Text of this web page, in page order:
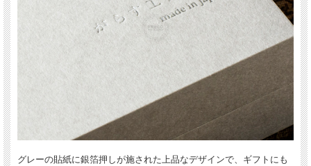
グレーの貼紙に銀箔押しが施された上品なデザインで、ギフトにも